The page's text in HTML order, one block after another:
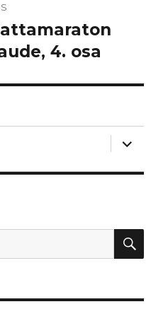
4. osa
laienda